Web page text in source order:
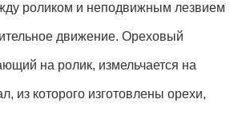
роликом и неподвижным лезвием
движение. Ореховый
на ролик, измельчается на
из которого изготовлены орехи,